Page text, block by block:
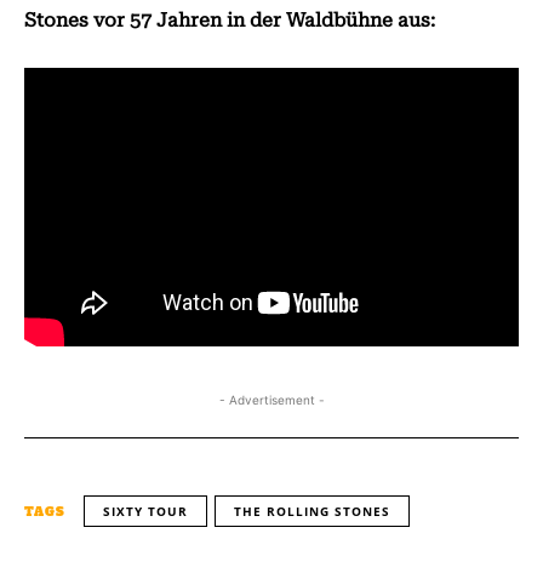
Stones vor 57 Jahren in der Waldbühne aus:
- Advertisement -
TAGS SIXTY TOUR THE ROLLING STONES